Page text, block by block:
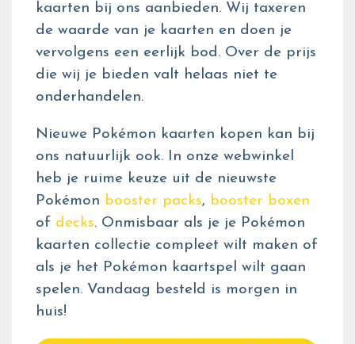
kaarten bij ons aanbieden. Wij taxeren
de waarde van je kaarten en doen je
vervolgens een eerlijk bod. Over de prijs
die wij je bieden valt helaas niet te
onderhandelen.
Nieuwe Pokémon kaarten kopen kan bij
ons natuurlijk ook. In onze webwinkel
heb je ruime keuze uit de nieuwste
Pokémon booster packs, booster boxen
of decks. Onmisbaar als je je Pokémon
kaarten collectie compleet wilt maken of
als je het Pokémon kaartspel wilt gaan
spelen. Vandaag besteld is morgen in
huis!